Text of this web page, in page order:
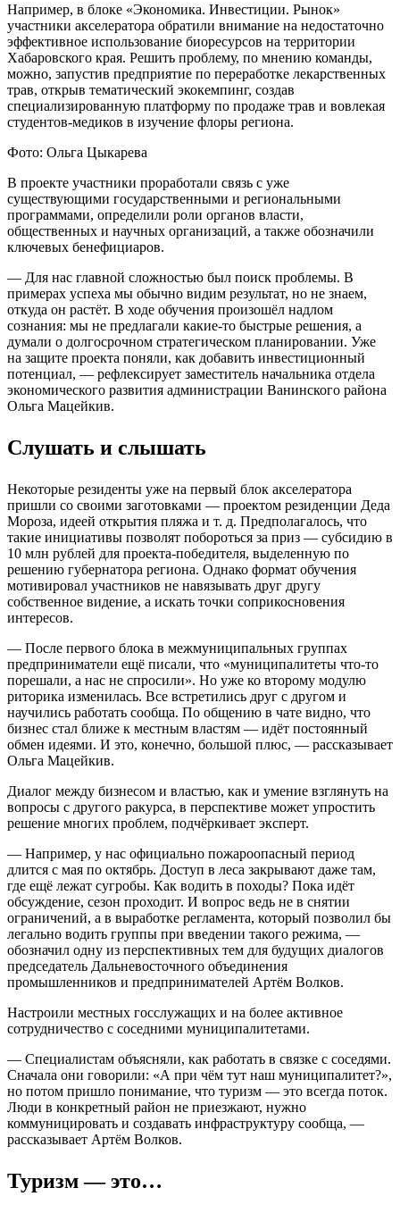
Например, в блоке «Экономика. Инвестиции. Рынок»
участники акселератора обратили внимание на недостаточно
эффективное использование биоресурсов на территории
Хабаровского края. Решить проблему, по мнению команды,
можно, запустив предприятие по переработке лекарственных
трав, открыв тематический экокемпинг, создав
специализированную платформу по продаже трав и вовлекая
студентов-медиков в изучение флоры региона.
Фото: Ольга Цыкарева
В проекте участники проработали связь с уже
существующими государственными и региональными
программами, определили роли органов власти,
общественных и научных организаций, а также обозначили
ключевых бенефициаров.
— Для нас главной сложностью был поиск проблемы. В
примерах успеха мы обычно видим результат, но не знаем,
откуда он растёт. В ходе обучения произошёл надлом
сознания: мы не предлагали какие-то быстрые решения, а
думали о долгосрочном стратегическом планировании. Уже
на защите проекта поняли, как добавить инвестиционный
потенциал, — рефлексирует заместитель начальника отдела
экономического развития администрации Ванинского района
Ольга Мацейкив.
Слушать и слышать
Некоторые резиденты уже на первый блок акселератора
пришли со своими заготовками — проектом резиденции Деда
Мороза, идеей открытия пляжа и т. д. Предполагалось, что
такие инициативы позволят побороться за приз — субсидию в
10 млн рублей для проекта-победителя, выделенную по
решению губернатора региона. Однако формат обучения
мотивировал участников не навязывать друг другу
собственное видение, а искать точки соприкосновения
интересов.
— После первого блока в межмуниципальных группах
предприниматели ещё писали, что «муниципалитеты что-то
порешали, а нас не спросили». Но уже ко второму модулю
риторика изменилась. Все встретились друг с другом и
научились работать сообща. По общению в чате видно, что
бизнес стал ближе к местным властям — идёт постоянный
обмен идеями. И это, конечно, большой плюс, — рассказывает
Ольга Мацейкив.
Диалог между бизнесом и властью, как и умение взглянуть на
вопросы с другого ракурса, в перспективе может упростить
решение многих проблем, подчёркивает эксперт.
— Например, у нас официально пожароопасный период
длится с мая по октябрь. Доступ в леса закрывают даже там,
где ещё лежат сугробы. Как водить в походы? Пока идёт
обсуждение, сезон проходит. И вопрос ведь не в снятии
ограничений, а в выработке регламента, который позволил бы
легально водить группы при введении такого режима, —
обозначил одну из перспективных тем для будущих диалогов
председатель Дальневосточного объединения
промышленников и предпринимателей Артём Волков.
Настроили местных госслужащих и на более активное
сотрудничество с соседними муниципалитетами.
— Специалистам объясняли, как работать в связке с соседями.
Сначала они говорили: «А при чём тут наш муниципалитет?»,
но потом пришло понимание, что туризм — это всегда поток.
Люди в конкретный район не приезжают, нужно
коммуницировать и создавать инфраструктуру сообща, —
рассказывает Артём Волков.
Туризм — это…